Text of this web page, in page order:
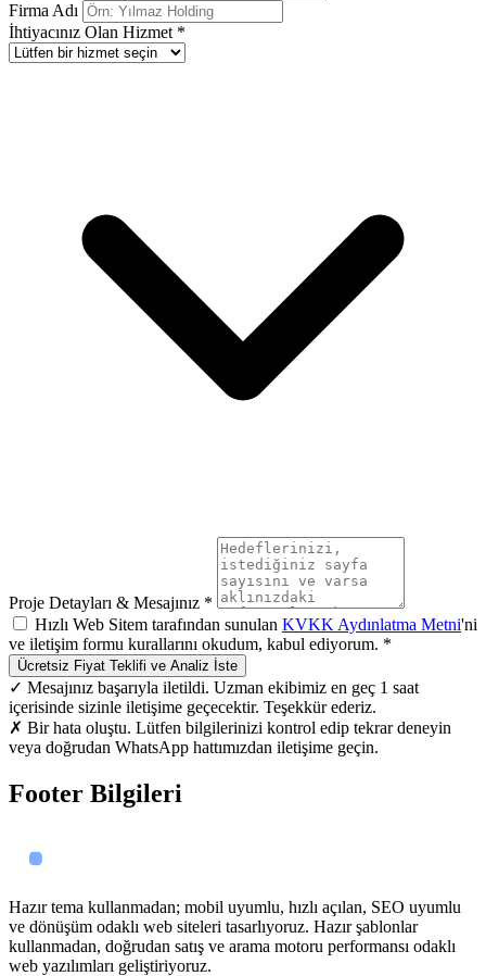
Firma Adı
İhtiyacınız Olan Hizmet *
Proje Detayları & Mesajınız *
Hızlı Web Sitem tarafından sunulan KVKK Aydınlatma Metni'ni
ve iletişim formu kurallarını okudum, kabul ediyorum. *
Ücretsiz Fiyat Teklifi ve Analiz İste
✓ Mesajınız başarıyla iletildi. Uzman ekibimiz en geç 1 saat
içerisinde sizinle iletişime geçecektir. Teşekkür ederiz.
✗ Bir hata oluştu. Lütfen bilgilerinizi kontrol edip tekrar deneyin
veya doğrudan WhatsApp hattımızdan iletişime geçin.
Footer Bilgileri
Hazır tema kullanmadan; mobil uyumlu, hızlı açılan, SEO uyumlu
ve dönüşüm odaklı web siteleri tasarlıyoruz. Hazır şablonlar
kullanmadan, doğrudan satış ve arama motoru performansı odaklı
web yazılımları geliştiriyoruz.